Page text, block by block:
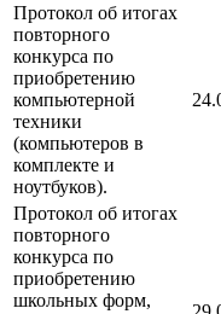
Протокол об итогах
повторного
конкурса по
приобретению
компьютерной
техники
(компьютеров в
комплекте и
ноутбуков).
Протокол об итогах
повторного
конкурса по
приобретению
школьных форм,